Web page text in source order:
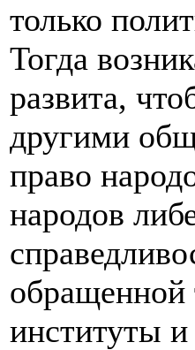
только
Тогда
развита,
другими
право
народов
обращенной
институты